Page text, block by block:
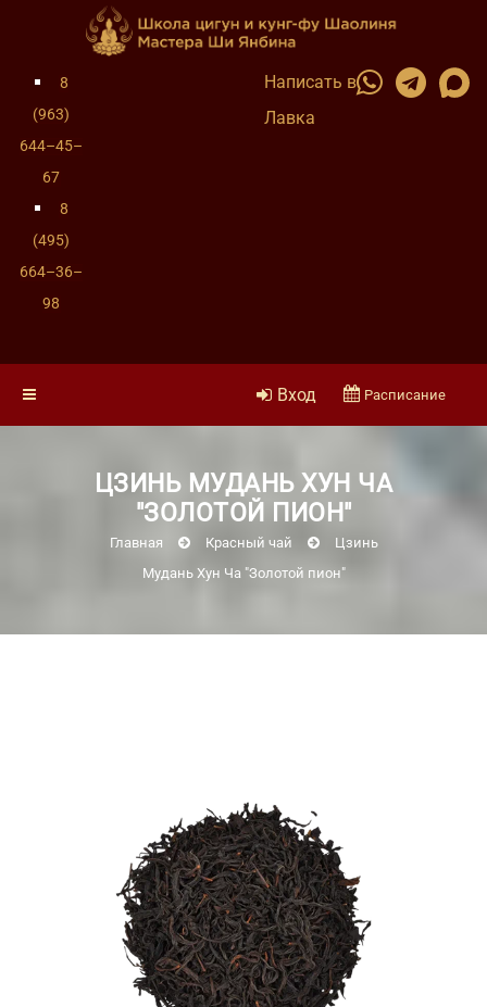
8
(963)
644–45–
67
8
(495)
664–36–
98
Написать в
Лавка
Вход Расписание
ЦЗИНЬ МУДАНЬ ХУН ЧА
"ЗОЛОТОЙ ПИОН"
Главная Красный чай
Цзинь
Мудань Хун Ча "Золотой пион"